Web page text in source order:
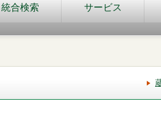
統合検索
サービス